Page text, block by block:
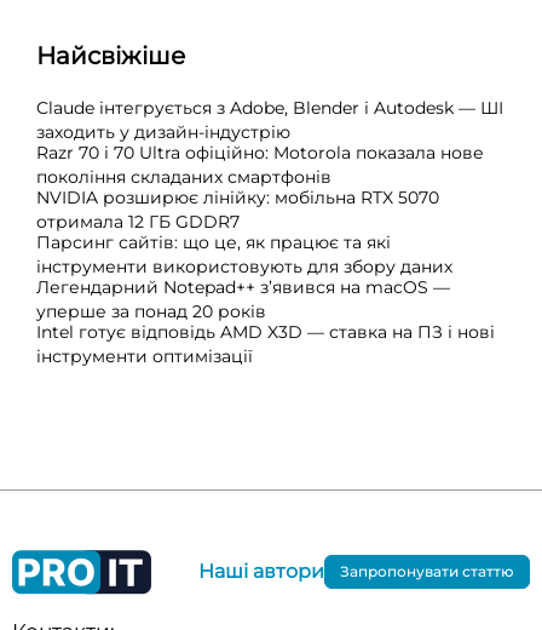
Найсвіжіше
Claude інтегрується з Adobe, Blender і Autodesk — ШІ
заходить у дизайн-індустрію
Razr 70 і 70 Ultra офіційно: Motorola показала нове
покоління складаних смартфонів
NVIDIA розширює лінійку: мобільна RTX 5070
отримала 12 ГБ GDDR7
Парсинг сайтів: що це, як працює та які
інструменти використовують для збору даних
Легендарний Notepad++ з’явився на macOS —
уперше за понад 20 років
Intel готує відповідь AMD X3D — ставка на ПЗ і нові
інструменти оптимізації
Наші автори Запропонувати статтю